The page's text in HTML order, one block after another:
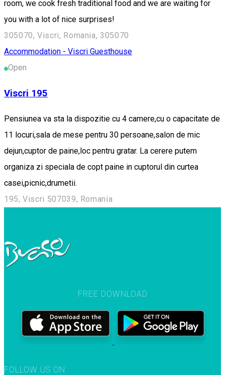
room, we cook fresh traditional food and we are waiting for
you with a lot of nice surprises!
305070, Viscri, Romania, 305070
Accommodation - Viscri Guesthouse
Open
Viscri 195
Pensiunea va sta la dispozitie cu 4 camere,cu o capacitate de
11 locuri,sala de mese pentru 30 persoane,salon de mic
dejun,cuptor de paine,loc pentru gratar. La cerere putem
organiza zi speciala de copt paine in cuptorul din curtea
casei,picnic,drumetii.
195, Viscri 507039, Romania
FREE DOWNLOAD
FOLLOW US ON